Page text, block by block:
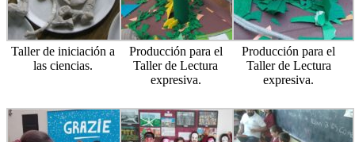
Taller de iniciación a
las ciencias.
Producción para el
Taller de Lectura
expresiva.
Producción para el
Taller de Lectura
expresiva.